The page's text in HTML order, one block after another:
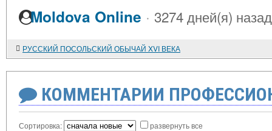
Moldova Online · 3274 дней(я) назад
РУССКИЙ ПОСОЛЬСКИЙ ОБЫЧАЙ XVI ВЕКА
КОММЕНТАРИИ
Сортировка: развернуть все